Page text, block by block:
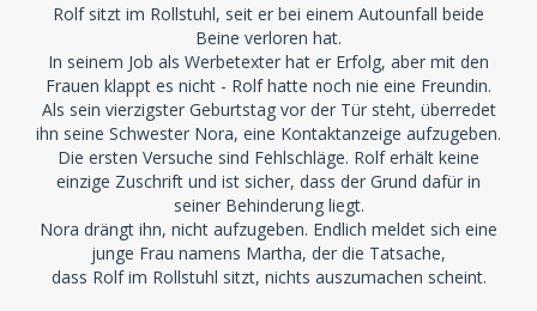
Rolf sitzt im Rollstuhl, seit er bei einem Autounfall beide
Beine verloren hat.
In seinem Job als Werbetexter hat er Erfolg, aber mit den
Frauen klappt es nicht - Rolf hatte noch nie eine Freundin.
Als sein vierzigster Geburtstag vor der Tür steht, überredet
ihn seine Schwester Nora, eine Kontaktanzeige aufzugeben.
Die ersten Versuche sind Fehlschläge. Rolf erhält keine
einzige Zuschrift und ist sicher, dass der Grund dafür in
seiner Behinderung liegt.
Nora drängt ihn, nicht aufzugeben. Endlich meldet sich eine
junge Frau namens Martha, der die Tatsache,
dass Rolf im Rollstuhl sitzt, nichts auszumachen scheint.